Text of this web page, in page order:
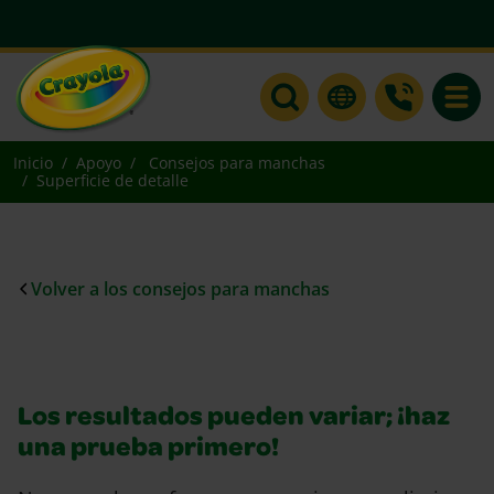
Inicio Apoyo
Consejos para manchas
Superficie de detalle
Volver a los consejos para manchas
Los resultados pueden variar; ¡haz
una prueba primero!